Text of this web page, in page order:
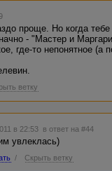
проще. Но когда тебе
- "Мастер и
где-то непонятное (а
ветку
в 22:53 в ответ на #44
увлеклась)
/ Скрыть ветку